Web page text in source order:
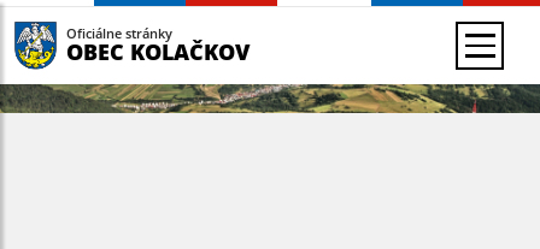
Oficiálne stránky
OBEC KOLAČKOV